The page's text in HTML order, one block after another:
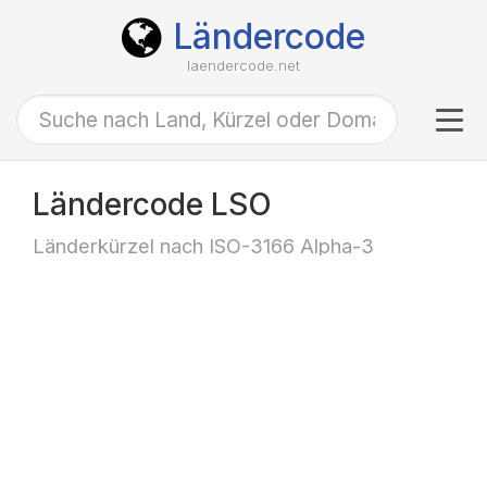
Ländercode
laendercode.net
Ländercode LSO
Länderkürzel nach ISO-3166 Alpha-3